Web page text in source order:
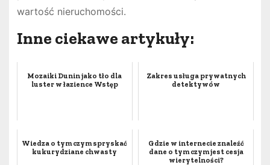
wartość nieruchomości.
Inne ciekawe artykuły:
Mozaiki Dunin jako tło dla
luster w łazience Wstęp
Zakres usługa prywatnych
detektywów
Wiedza o tym czym spryskać
kukurydziane chwasty
Gdzie w internecie znaleźć
dane o tym czym jest cesja
wierytelności?